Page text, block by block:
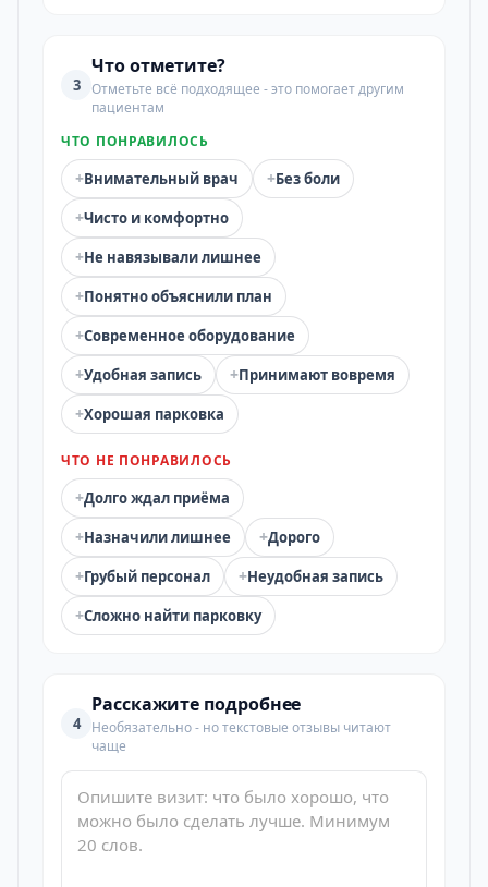
3
Что отметите?
Отметьте всё подходящее - это помогает другим
пациентам
ЧТО ПОНРАВИЛОСЬ
+Внимательный врач +Без боли
+Чисто и комфортно
+Не навязывали лишнее
+Понятно объяснили план
+Современное оборудование
+Удобная запись +Принимают вовремя
+Хорошая парковка
ЧТО НЕ ПОНРАВИЛОСЬ
+Долго ждал приёма
+Назначили лишнее +Дорого
+Грубый персонал +Неудобная запись
+Сложно найти парковку
4
Расскажите подробнее
Необязательно - но текстовые отзывы читают
чаще